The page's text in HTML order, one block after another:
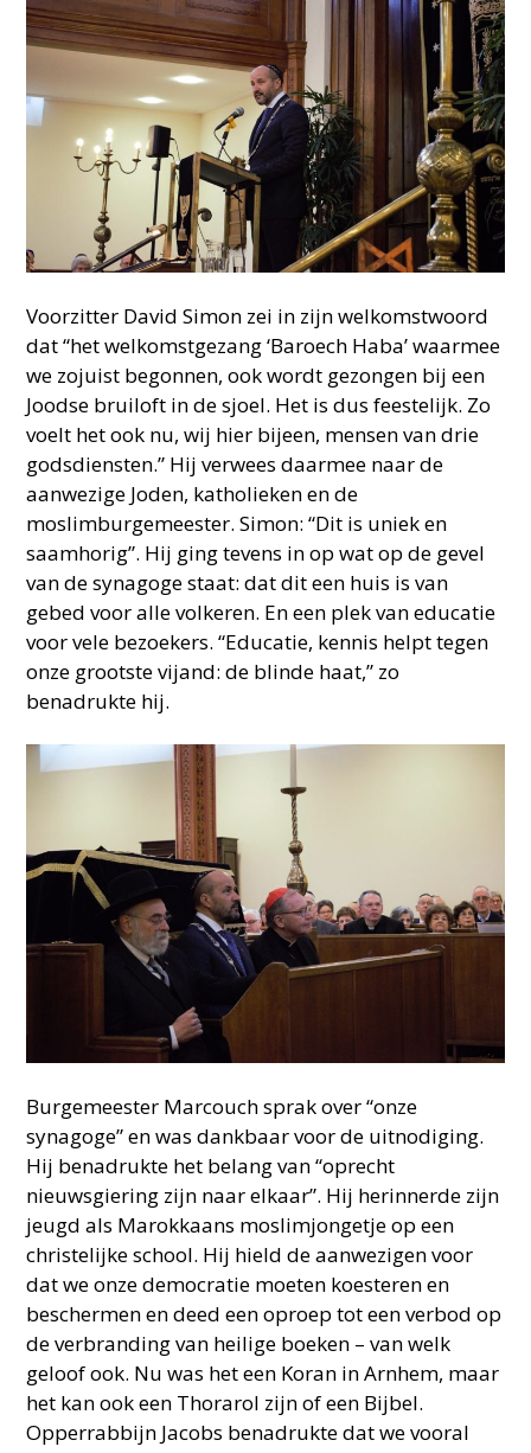
Voorzitter David Simon zei in zijn welkomstwoord
dat “het welkomstgezang ‘Baroech Haba’ waarmee
we zojuist begonnen, ook wordt gezongen bij een
Joodse bruiloft in de sjoel. Het is dus feestelijk. Zo
voelt het ook nu, wij hier bijeen, mensen van drie
godsdiensten.” Hij verwees daarmee naar de
aanwezige Joden, katholieken en de
moslimburgemeester. Simon: “Dit is uniek en
saamhorig”. Hij ging tevens in op wat op de gevel
van de synagoge staat: dat dit een huis is van
gebed voor alle volkeren. En een plek van educatie
voor vele bezoekers. “Educatie, kennis helpt tegen
onze grootste vijand: de blinde haat,” zo
benadrukte hij.
Burgemeester Marcouch sprak over “onze
synagoge” en was dankbaar voor de uitnodiging.
Hij benadrukte het belang van “oprecht
nieuwsgiering zijn naar elkaar”. Hij herinnerde zijn
jeugd als Marokkaans moslimjongetje op een
christelijke school. Hij hield de aanwezigen voor
dat we onze democratie moeten koesteren en
beschermen en deed een oproep tot een verbod op
de verbranding van heilige boeken – van welk
geloof ook. Nu was het een Koran in Arnhem, maar
het kan ook een Thorarol zijn of een Bijbel.
Opperrabbijn Jacobs benadrukte dat we vooral